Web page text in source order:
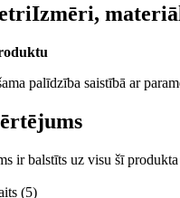
Izmēri,
palīdzība saistībā ar
ir balstīts uz visu šī
(5)